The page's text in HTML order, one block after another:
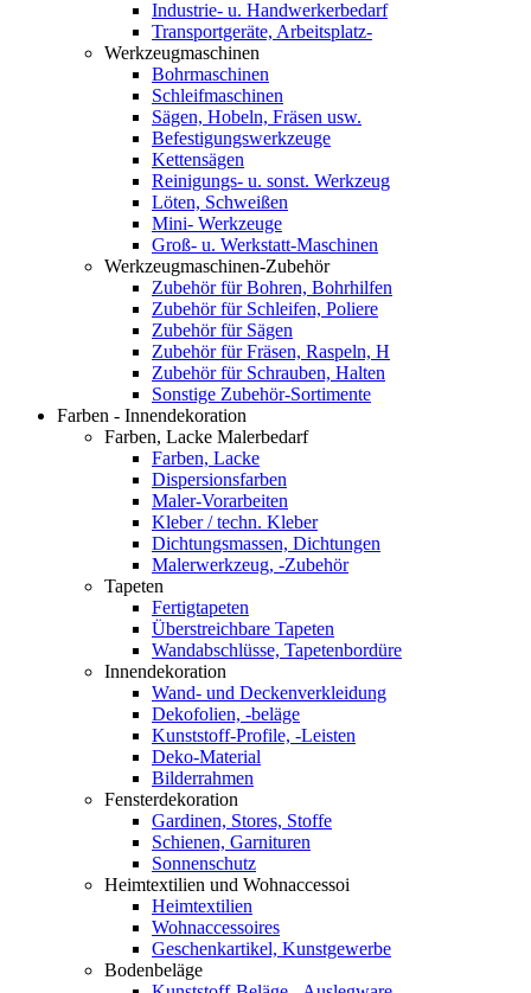
Industrie- u. Handwerkerbedarf
Transportgeräte, Arbeitsplatz-
Werkzeugmaschinen
Bohrmaschinen
Schleifmaschinen
Sägen, Hobeln, Fräsen usw.
Befestigungswerkzeuge
Kettensägen
Reinigungs- u. sonst. Werkzeug
Löten, Schweißen
Mini- Werkzeuge
Groß- u. Werkstatt-Maschinen
Werkzeugmaschinen-Zubehör
Zubehör für Bohren, Bohrhilfen
Zubehör für Schleifen, Poliere
Zubehör für Sägen
Zubehör für Fräsen, Raspeln, H
Zubehör für Schrauben, Halten
Sonstige Zubehör-Sortimente
Farben - Innendekoration
Farben, Lacke Malerbedarf
Farben, Lacke
Dispersionsfarben
Maler-Vorarbeiten
Kleber / techn. Kleber
Dichtungsmassen, Dichtungen
Malerwerkzeug, -Zubehör
Tapeten
Fertigtapeten
Überstreichbare Tapeten
Wandabschlüsse, Tapetenbordüre
Innendekoration
Wand- und Deckenverkleidung
Dekofolien, -beläge
Kunststoff-Profile, -Leisten
Deko-Material
Bilderrahmen
Fensterdekoration
Gardinen, Stores, Stoffe
Schienen, Garnituren
Sonnenschutz
Heimtextilien und Wohnaccessoi
Heimtextilien
Wohnaccessoires
Geschenkartikel, Kunstgewerbe
Bodenbeläge